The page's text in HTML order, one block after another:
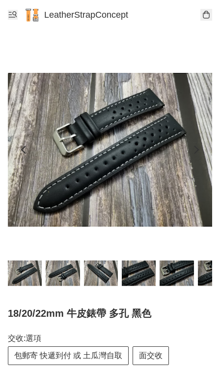
LeatherStrapConcept
18/20/22mm 牛皮錶帶 多孔 黑色
交收:選項
包郵寄 快遞到付 或 土瓜灣自取 面交收